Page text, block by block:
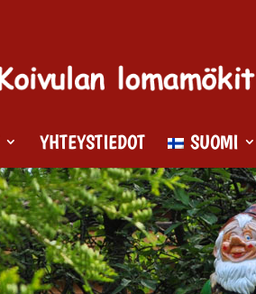
YHTEYSTIEDOT SUOMI